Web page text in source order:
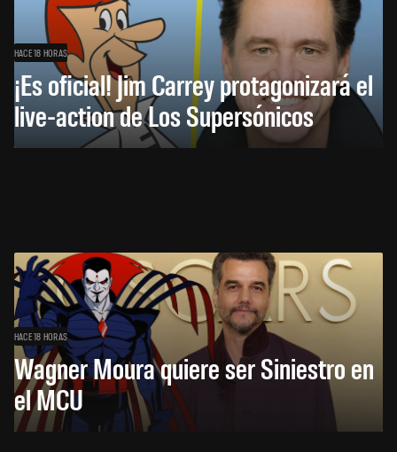
HACE 18 HORAS
¡Es oficial! Jim Carrey protagonizará el
live-action de Los Supersónicos
HACE 18 HORAS
Wagner Moura quiere ser Siniestro en
el MCU